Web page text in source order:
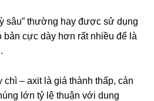
sâu” thường hay được sử dụng
bản cực dày hơn rất nhiều để là
chì – axit là giá thành thấp, cản
lớn tỷ lệ thuận với dung